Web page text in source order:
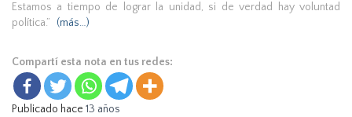
Estamos a tiempo de lograr la unidad, si de verdad hay voluntad
política.”
(más…)
Compartí esta nota en tus redes:
Publicado hace 13 años